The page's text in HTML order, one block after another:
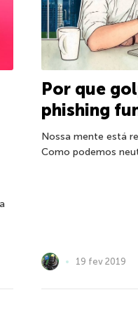
Por que
phishing
Nossa mente está
Como podemos
19 fev 2019